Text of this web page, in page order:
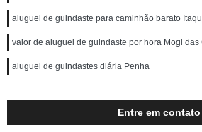
aluguel de guindaste para caminhão barato
valor de aluguel de guindaste por hora Mogi das
aluguel de guindastes diária Penha
Entre em contato